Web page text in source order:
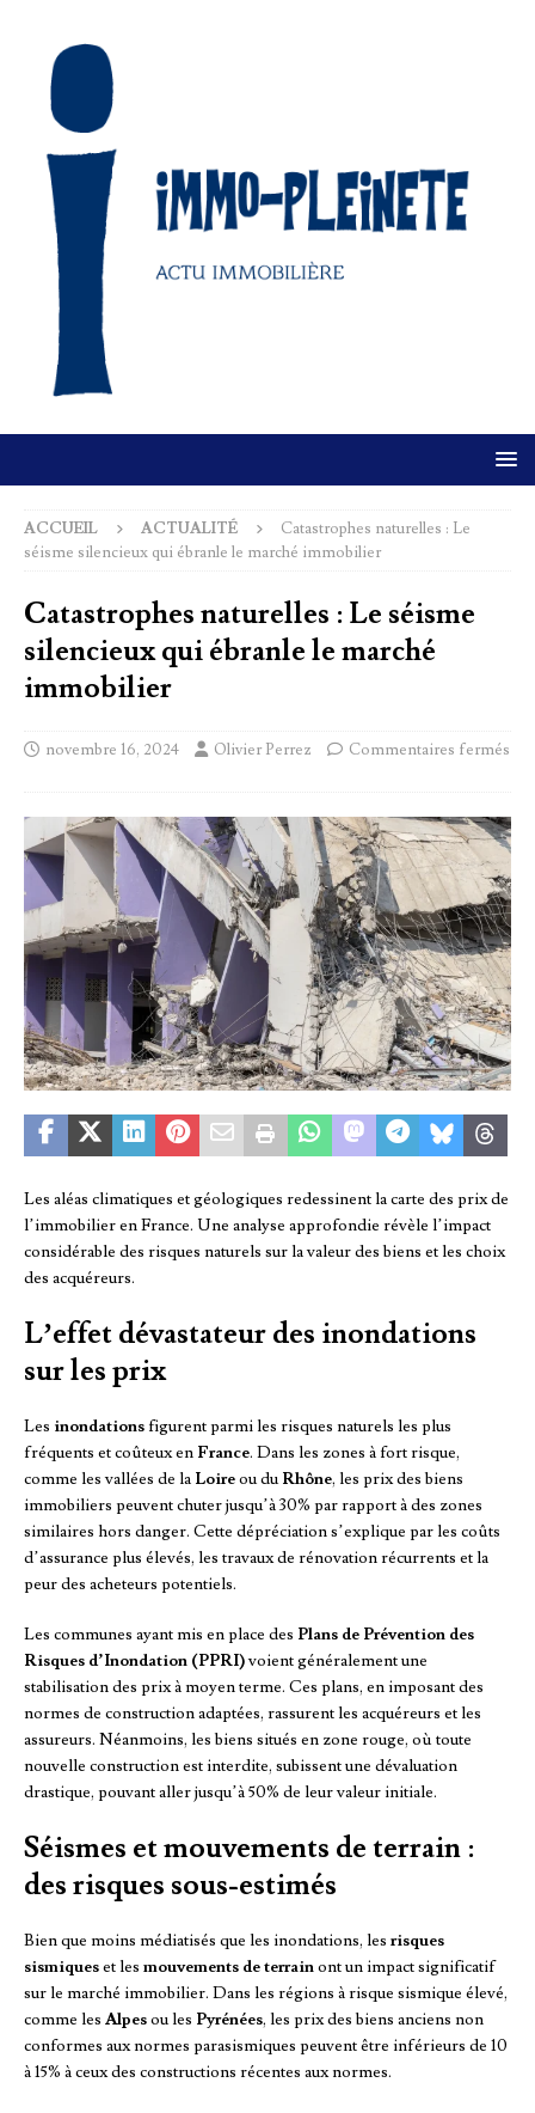
ACCUEIL ACTUALITÉ
Catastrophes naturelles : Le
séisme silencieux qui ébranle le marché immobilier
Catastrophes naturelles : Le séisme
silencieux qui ébranle le marché
immobilier
novembre 16, 2024 Olivier Perrez Commentaires fermés
Les aléas climatiques et géologiques redessinent la carte des prix de
l’immobilier en France. Une analyse approfondie révèle l’impact
considérable des risques naturels sur la valeur des biens et les choix
des acquéreurs.
L’effet dévastateur des inondations
sur les prix
Les inondations figurent parmi les risques naturels les plus
fréquents et coûteux en France. Dans les zones à fort risque,
comme les vallées de la Loireou duRhône, les prix des biens
immobiliers peuvent chuter jusqu’à 30% par rapport à des zones
similaires hors danger. Cette dépréciation s’explique par les coûts
d’assurance plus élevés, les travaux de rénovation récurrents et la
peur des acheteurs potentiels.
Les communes ayant mis en place des Plans de Prévention des
Risques d’Inondation (PPRI)voient généralement une
stabilisation des prix à moyen terme. Ces plans, en imposant des
normes de construction adaptées, rassurent les acquéreurs et les
assureurs. Néanmoins, les biens situés en zone rouge, où toute
nouvelle construction est interdite, subissent une dévaluation
drastique, pouvant aller jusqu’à 50% de leur valeur initiale.
Séismes et mouvements de terrain :
des risques sous-estimés
Bien que moins médiatisés que les inondations, les risques
sismiqueset les mouvements de terrainont un impact significatif
sur le marché immobilier. Dans les régions à risque sismique élevé,
comme les Alpesou les Pyrénées, les prix des biens anciens non
conformes aux normes parasismiques peuvent être inférieurs de 10
à 15% à ceux des constructions récentes aux normes.